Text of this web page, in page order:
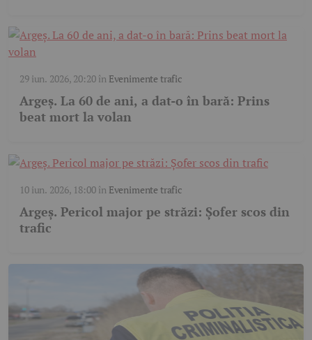
29 iun. 2026, 20:20în Evenimente trafic
Argeș. La 60 de ani, a dat-o în bară: Prins
beat mort la volan
10 iun. 2026, 18:00în Evenimente trafic
Argeș. Pericol major pe străzi: Șofer scos din
trafic